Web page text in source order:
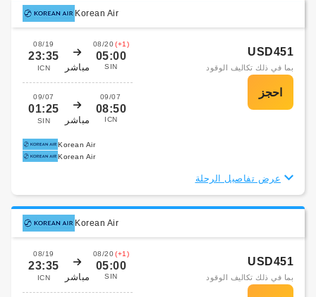
Korean Air
08/19
23:35
ICN مباشر
08/20 (+1)
05:00
SIN
09/07
01:25
SIN مباشر
09/07
08:50
ICN
USD451
بما في ذلك تكاليف الوقود
Korean Air
Korean Air
عرض تفاصيل الرحلة
Korean Air
08/19
23:35
ICN مباشر
08/20 (+1)
05:00
SIN
USD451
بما في ذلك تكاليف الوقود